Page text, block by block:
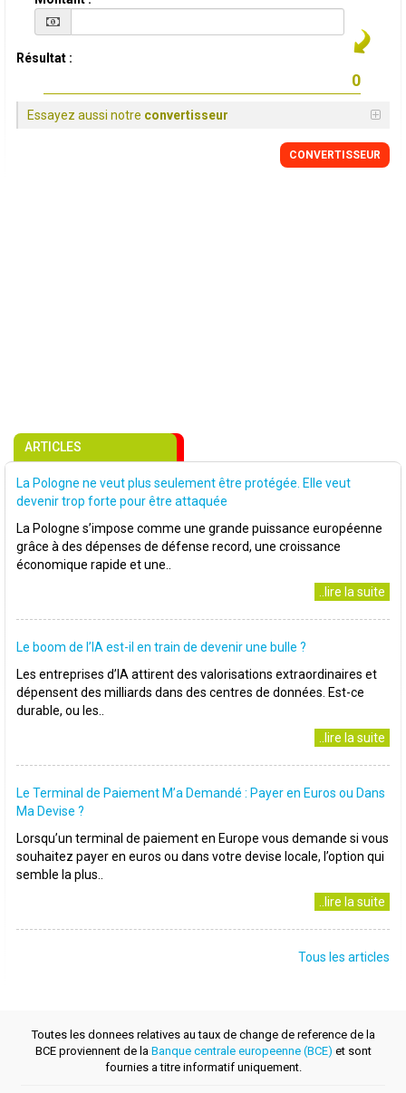
Résultat :
Essayez aussi notre convertisseur
CONVERTISSEUR
ARTICLES
La Pologne ne veut plus seulement être protégée. Elle veut
devenir trop forte pour être attaquée
La Pologne s’impose comme une grande puissance européenne
grâce à des dépenses de défense record, une croissance
économique rapide et une..
..lire la suite
Le boom de l’IA est-il en train de devenir une bulle ?
Les entreprises d’IA attirent des valorisations extraordinaires et
dépensent des milliards dans des centres de données. Est-ce
durable, ou les..
..lire la suite
Le Terminal de Paiement M’a Demandé : Payer en Euros ou Dans
Ma Devise ?
Lorsqu’un terminal de paiement en Europe vous demande si vous
souhaitez payer en euros ou dans votre devise locale, l’option qui
semble la plus..
..lire la suite
Tous les articles
Toutes les donnees relatives au taux de change de reference de la
BCE proviennent de la Banque centrale europeenne (BCE) et sont
fournies a titre informatif uniquement.